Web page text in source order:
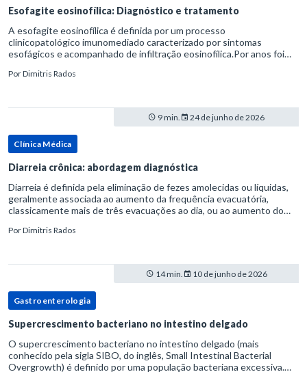
Esofagite eosinofílica: Diagnóstico e tratamento
A esofagite eosinofílica é definida por um processo
clinicopatológico imunomediado caracterizado por sintomas
esofágicos e acompanhado de infiltração eosinofílica.Por anos foi
refluxo gastr
PorDimitris Rados
9 min. 24 de junho de 2026
Clínica Médica
Diarreia crônica: abordagem diagnóstica
Diarreia é definida pela eliminação de fezes amolecidas ou líquidas,
geralmente associada ao aumento da frequência evacuatória,
classicamente mais de três evacuações ao dia, ou ao aumento do
PorDimitris Rados
14 min. 10 de junho de 2026
Gastroenterologia
Supercrescimento bacteriano no intestino delgado
O supercrescimento bacteriano no intestino delgado (mais
conhecido pela sigla SIBO, do inglês, Small Intestinal Bacterial
Overgrowth) é definido por uma população bacteriana excessiva.